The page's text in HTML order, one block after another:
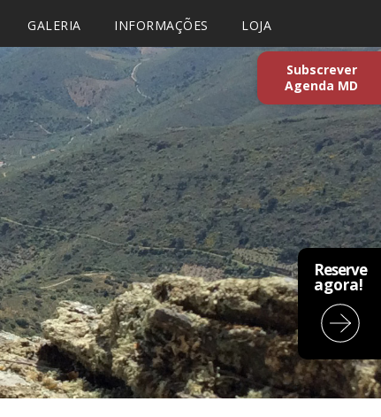
Reserve
agora!
GALERIA INFORMAÇÕES LOJA
Subscrever
Agenda MD